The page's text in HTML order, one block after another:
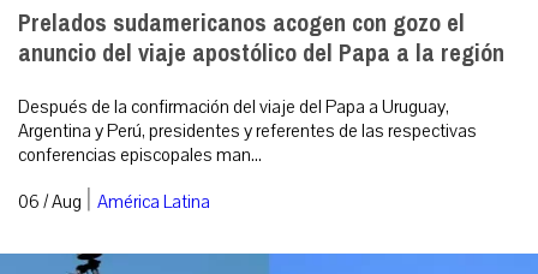
Prelados sudamericanos acogen con gozo el
anuncio del viaje apostólico del Papa a la región
Después de la confirmación del viaje del Papa a Uruguay,
Argentina y Perú, presidentes y referentes de las respectivas
conferencias episcopales man...
06 / Aug | América Latina